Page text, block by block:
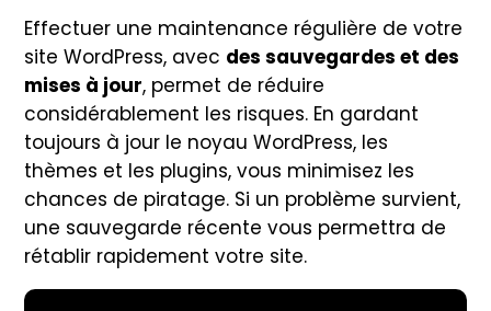
Effectuer une maintenance régulière de votre
site WordPress, avec des sauvegardes et des
mises à jour, permet de réduire
considérablement les risques. En gardant
toujours à jour le noyau WordPress, les
thèmes et les plugins, vous minimisez les
chances de piratage. Si un problème survient,
une sauvegarde récente vous permettra de
rétablir rapidement votre site.